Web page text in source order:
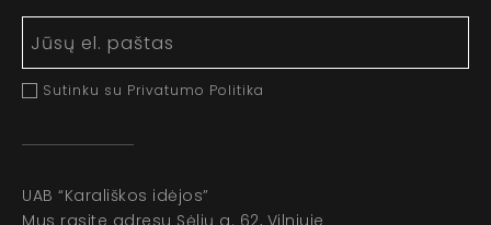
Sutinku su Privatumo Politika
UAB “Karališkos idėjos”
Mus rasite adresu Sėlių g. 62, Vilniuje